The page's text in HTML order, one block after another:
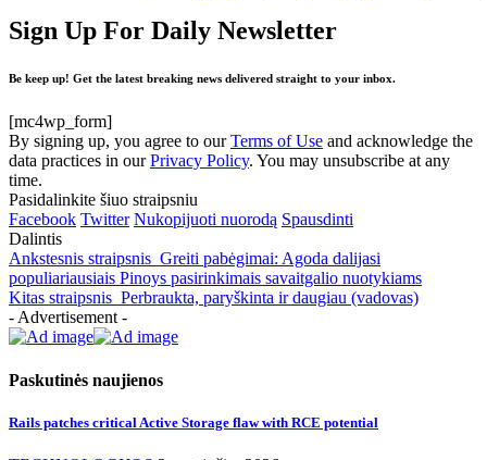
Sign Up For Daily Newsletter
Be keep up! Get the latest breaking news delivered straight to your inbox.
[mc4wp_form]
By signing up, you agree to ourTerms of Use and acknowledge the
data practices in ourPrivacy Policy. You may unsubscribe at any
time.
Pasidalinkite šiuo straipsniu
Facebook Twitter Nukopijuoti nuorodą Spausdinti
Dalintis
Ankstesnis straipsnis Greiti pabėgimai: Agoda dalijasi
populiariausiais Pinoys pasirinkimais savaitgalio nuotykiams
Kitas straipsnis Perbraukta, paryškinta ir daugiau (vadovas)
- Advertisement -
Paskutinės naujienos
Rails patches critical Active Storage flaw with RCE potential